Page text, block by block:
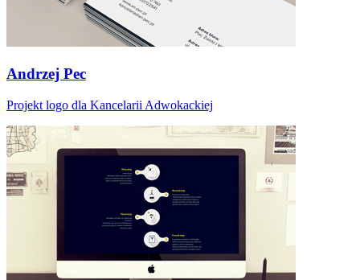
Andrzej Pec
Projekt logo dla Kancelarii Adwokackiej